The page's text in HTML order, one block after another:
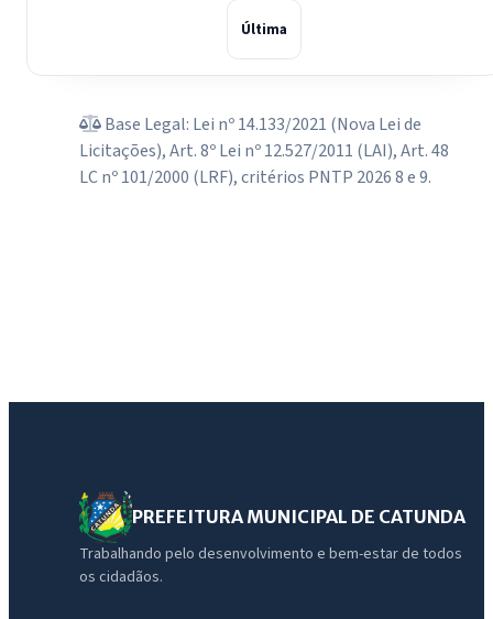
Última
Base Legal: Lei nº 14.133/2021 (Nova Lei de
Licitações), Art. 8º Lei nº 12.527/2011 (LAI), Art. 48
LC nº 101/2000 (LRF), critérios PNTP 2026 8 e 9.
PREFEITURA MUNICIPAL DE CATUNDA
Trabalhando pelo desenvolvimento e bem-estar de todos
os cidadãos.